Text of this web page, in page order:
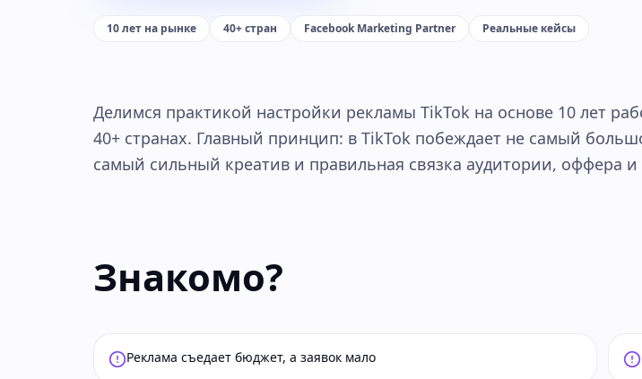
10 лет на рынке 40+ стран Facebook Marketing Partner Реальные кейсы
Делимся практикой настройки рекламы TikTok на основе 10 лет
40+ странах. Главный принцип: в TikTok побеждает не самый
самый сильный креатив и правильная связка аудитории, оффера и
Знакомо?
Реклама съедает бюджет, а заявок мало